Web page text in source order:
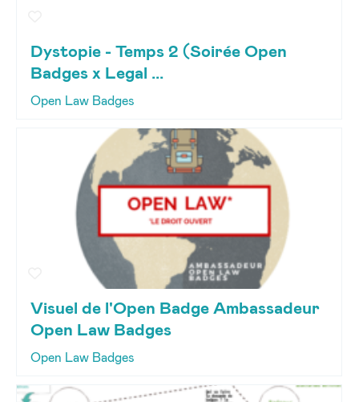
Dystopie - Temps 2 (Soirée Open
Badges x Legal ...
Open Law Badges
Visuel de l'Open Badge Ambassadeur
Open Law Badges
Open Law Badges